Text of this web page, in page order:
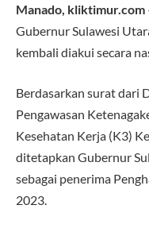
Manado, kliktimur.com
Gubernur Sulawesi
kembali diakui secara
Berdasarkan surat dari
Pengawasan
Kesehatan Kerja (K3)
ditetapkan Gubernur
sebagai penerima
2023.